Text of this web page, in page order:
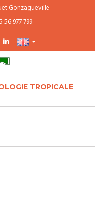
Gonzagueville
56 977 799
TROPICALE